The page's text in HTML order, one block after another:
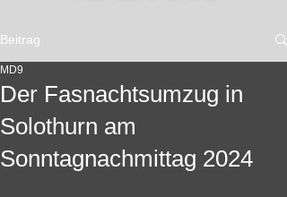
Beitrag
Der Fasnachtsumzug in
Solothurn am
Sonntagnachmittag 2024
MD9